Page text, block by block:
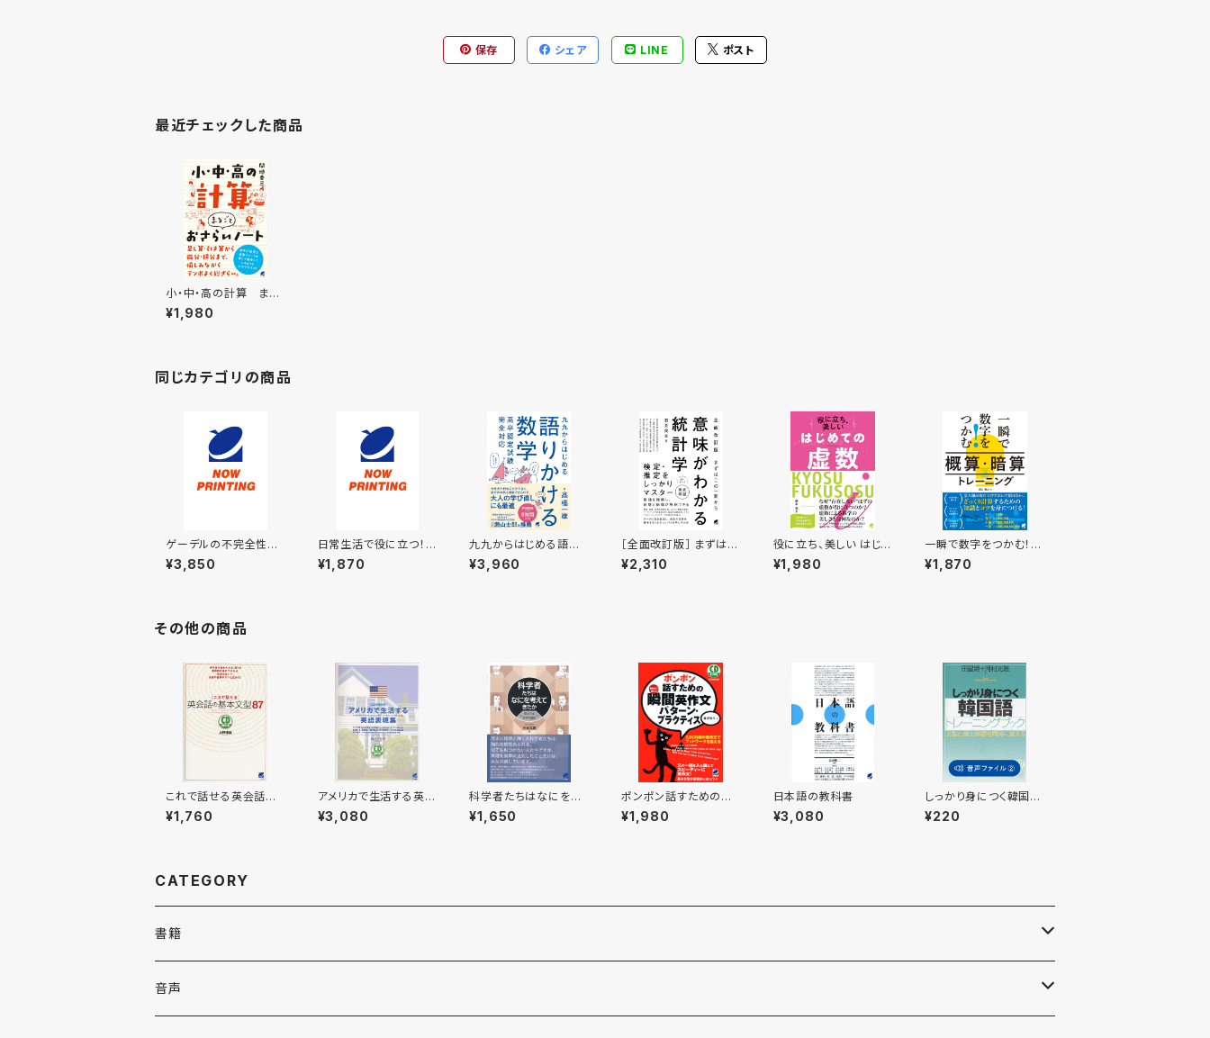
保存 シェア LINE ポスト
最近チェックした商品
小・中・高の計算 まる
ごとおさらいノート
¥1,980
同じカテゴリの商品
ゲーデルの不完全性定
理の頂を踏む
¥3,850
日常生活で役に立つ！
身のまわりの計算 まる
ごとドリル
¥1,870
九九からはじめる語り
かける数学 高卒認定
試験完全対応
¥3,960
［全面改訂版］ まずはこ
の一冊から 意味がわか
る統計学
¥2,310
役に立ち、美しい はじめ
ての虚数
¥1,980
一瞬で数字をつかむ！
「概算・暗算」トレーニン
グ
¥1,870
その他の商品
これで話せる英会話の
基本文型87 CD BO
OK
¥1,760
アメリカで生活する英語
表現集 CD BOOK
¥3,080
科学者たちはなにを考
えてきたか
¥1,650
ポンポン話すための瞬
間英作文 パターン・プラ
クティス CD BOOK
¥1,980
日本語の教科書
¥3,080
しっかり身につく韓国
語 トレーニングブッ
ク 付属音声2
¥220
CATEGORY
書籍
英語
音声